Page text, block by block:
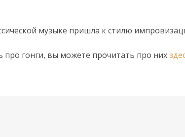
музыке пришла к стилю
про гонги, вы можете прочитать про них